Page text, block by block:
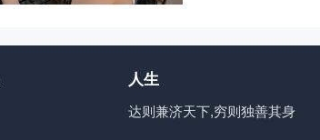
人生
达则兼济天下,穷则独善其身